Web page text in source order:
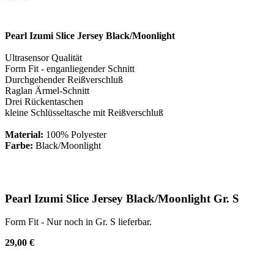
Pearl Izumi Slice Jersey Black/Moonlight
Ultrasensor Qualität
Form Fit - enganliegender Schnitt
Durchgehender Reißverschluß
Raglan Ärmel-Schnitt
Drei Rückentaschen
kleine Schlüsseltasche mit Reißverschluß
Material: 100% Polyester
Farbe: Black/Moonlight
Pearl Izumi Slice Jersey Black/Moonlight Gr. S
Form Fit - Nur noch in Gr. S lieferbar.
29,00 €